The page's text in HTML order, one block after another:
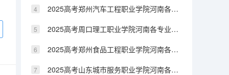
2025高考郑州汽车工程职业学院河南各专业招生人数（2026参考）
2025高考周口理工职业学院河南各专业招生人数（2026参考）
2025高考郑州食品工程职业学院河南各专业招生人数（2026参考）
2025高考山东城市服务职业学院河南各专业招生人数（2026参考）